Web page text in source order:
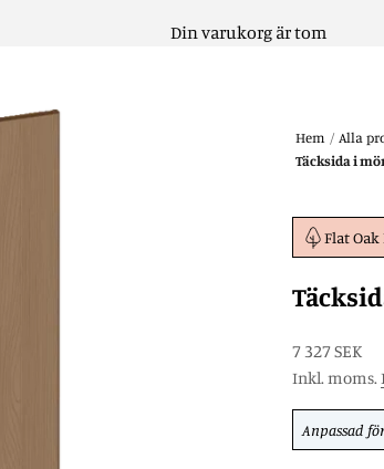
Din varukorg är tom
Hem / Alla
Täcksida i
Flat
REA-pris
7 327 SEK
Inkl. moms.
Anpassad